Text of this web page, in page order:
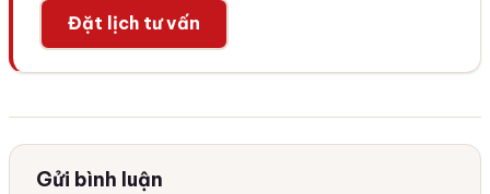
Đặt lịch tư vấn
Gửi bình luận